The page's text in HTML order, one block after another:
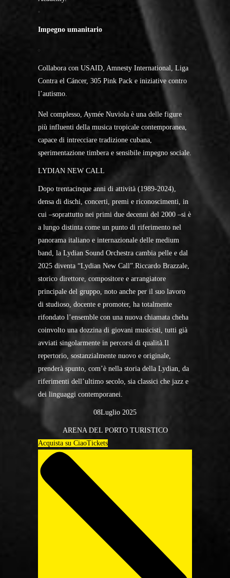
Impegno umanitario
Collabora con USAID, Amnesty International, Liga
Contra el Cáncer, 305 Pink Pack e iniziative contro
l’autismo.
Nel complesso, Aymée Nuviola è una delle figure
più influenti della musica tropicale contemporanea,
capace di intrecciare tradizione cubana,
sperimentazione timbera e sensibile impegno sociale.
LYDIAN NEW CALL
Dopo trentacinque anni di attività (1989-2024),
densa di dischi, concerti, premi e riconoscimenti, in
cui –soprattutto nei primi due decenni del 2000 –si è
a lungo distinta come un punto di riferimento nel
panorama italiano e internazionale delle medium
band, la Lydian Sound Orchestra cambia pelle e dal
2025 diventa “Lydian New Call”.Riccardo Brazzale,
storico direttore, compositore e arrangiatore
principale del gruppo, noto anche per il suo lavoro
di studioso, docente e promoter, ha totalmente
rifondato l’ensemble con una nuova chiamata cheha
coinvolto una dozzina di giovani musicisti, tutti già
avviati singolarmente in percorsi di qualità.Il
repertorio, sostanzialmente nuovo e originale,
prenderà spunto, com’è nella storia della Lydian, da
riferimenti dell’ultimo secolo, sia classici che jazz e
dei linguaggi contemporanei.
08Luglio 2025
ARENA DEL PORTO TURISTICO
Acquista su CiaoTickets